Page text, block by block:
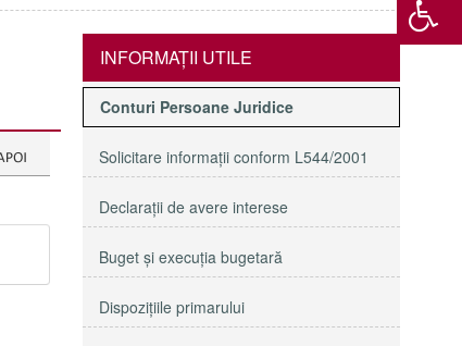
INFORMAŢII UTILE
Conturi Persoane Juridice
Solicitare informaţii conform L544/2001
Declaraţii de avere interese
Buget şi execuţia bugetară
Dispoziţiile primarului